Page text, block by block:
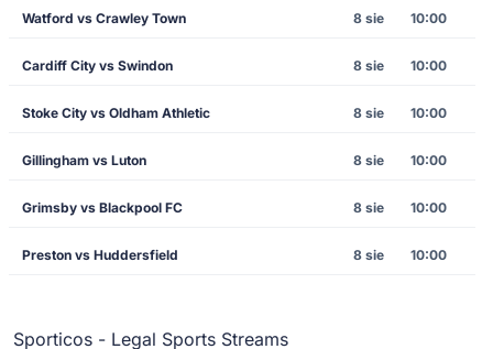
Watford vs Crawley Town 8 sie 10:00
Cardiff City vs Swindon 8 sie 10:00
Stoke City vs Oldham Athletic 8 sie 10:00
Gillingham vs Luton 8 sie 10:00
Grimsby vs Blackpool FC 8 sie 10:00
Preston vs Huddersfield 8 sie 10:00
Sporticos - Legal Sports Streams